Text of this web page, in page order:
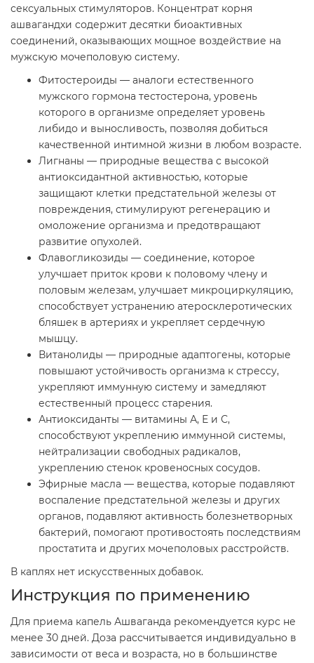
сексуальных стимуляторов. Концентрат корня
ашвагандхи содержит десятки биоактивных
соединений, оказывающих мощное воздействие на
мужскую мочеполовую систему.
Фитостероиды — аналоги естественного
мужского гормона тестостерона, уровень
которого в организме определяет уровень
либидо и выносливость, позволяя добиться
качественной интимной жизни в любом возрасте.
Лигнаны — природные вещества с высокой
антиоксидантной активностью, которые
защищают клетки предстательной железы от
повреждения, стимулируют регенерацию и
омоложение организма и предотвращают
развитие опухолей.
Флавогликозиды — соединение, которое
улучшает приток крови к половому члену и
половым железам, улучшает микроциркуляцию,
способствует устранению атеросклеротических
бляшек в артериях и укрепляет сердечную
мышцу.
Витанолиды — природные адаптогены, которые
повышают устойчивость организма к стрессу,
укрепляют иммунную систему и замедляют
естественный процесс старения.
Антиоксиданты — витамины А, Е и С,
способствуют укреплению иммунной системы,
нейтрализации свободных радикалов,
укреплению стенок кровеносных сосудов.
Эфирные масла — вещества, которые подавляют
воспаление предстательной железы и других
органов, подавляют активность болезнетворных
бактерий, помогают противостоять последствиям
простатита и других мочеполовых расстройств.
В каплях нет искусственных добавок.
Инструкция по применению
Для приема капель Ашваганда рекомендуется курс не
менее 30 дней. Доза рассчитывается индивидуально в
зависимости от веса и возраста, но в большинстве